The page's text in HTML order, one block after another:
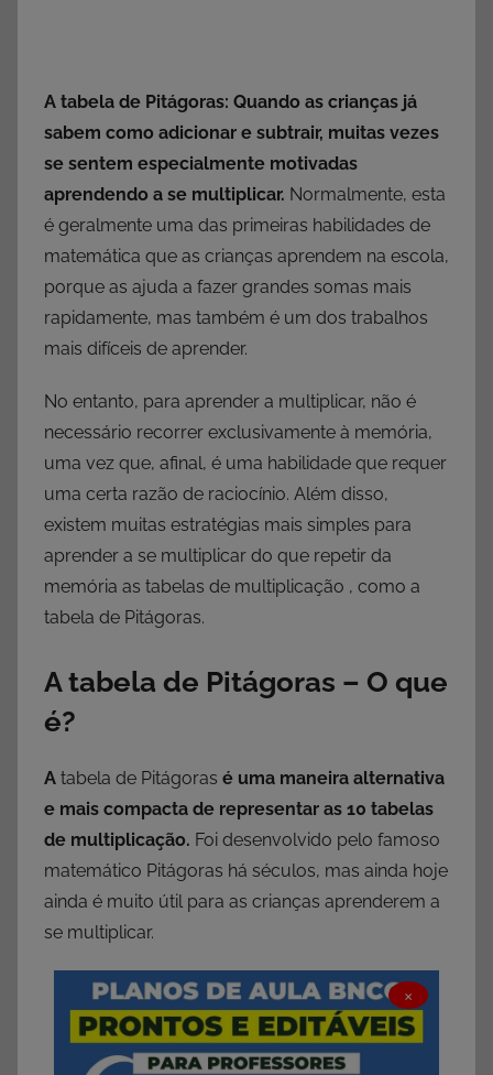
A tabela de Pitágoras: Quando as crianças já
sabem como adicionar e subtrair, muitas vezes
se sentem especialmente motivadas
aprendendo a se multiplicar. Normalmente, esta
é geralmente uma das primeiras habilidades de
matemática que as crianças aprendem na escola,
porque as ajuda a fazer grandes somas mais
rapidamente, mas também é um dos trabalhos
mais difíceis de aprender.
No entanto, para aprender a multiplicar, não é
necessário recorrer exclusivamente à memória,
uma vez que, afinal, é uma habilidade que requer
uma certa razão de raciocínio. Além disso,
existem muitas estratégias mais simples para
aprender a se multiplicar do que repetir da
memória as tabelas de multiplicação , como a
tabela de Pitágoras.
A tabela de Pitágoras – O que
é?
A tabela de Pitágoras é uma maneira alternativa
e mais compacta de representar as 10 tabelas
de multiplicação. Foi desenvolvido pelo famoso
matemático Pitágoras há séculos, mas ainda hoje
ainda é muito útil para as crianças aprenderem a
se multiplicar.
×